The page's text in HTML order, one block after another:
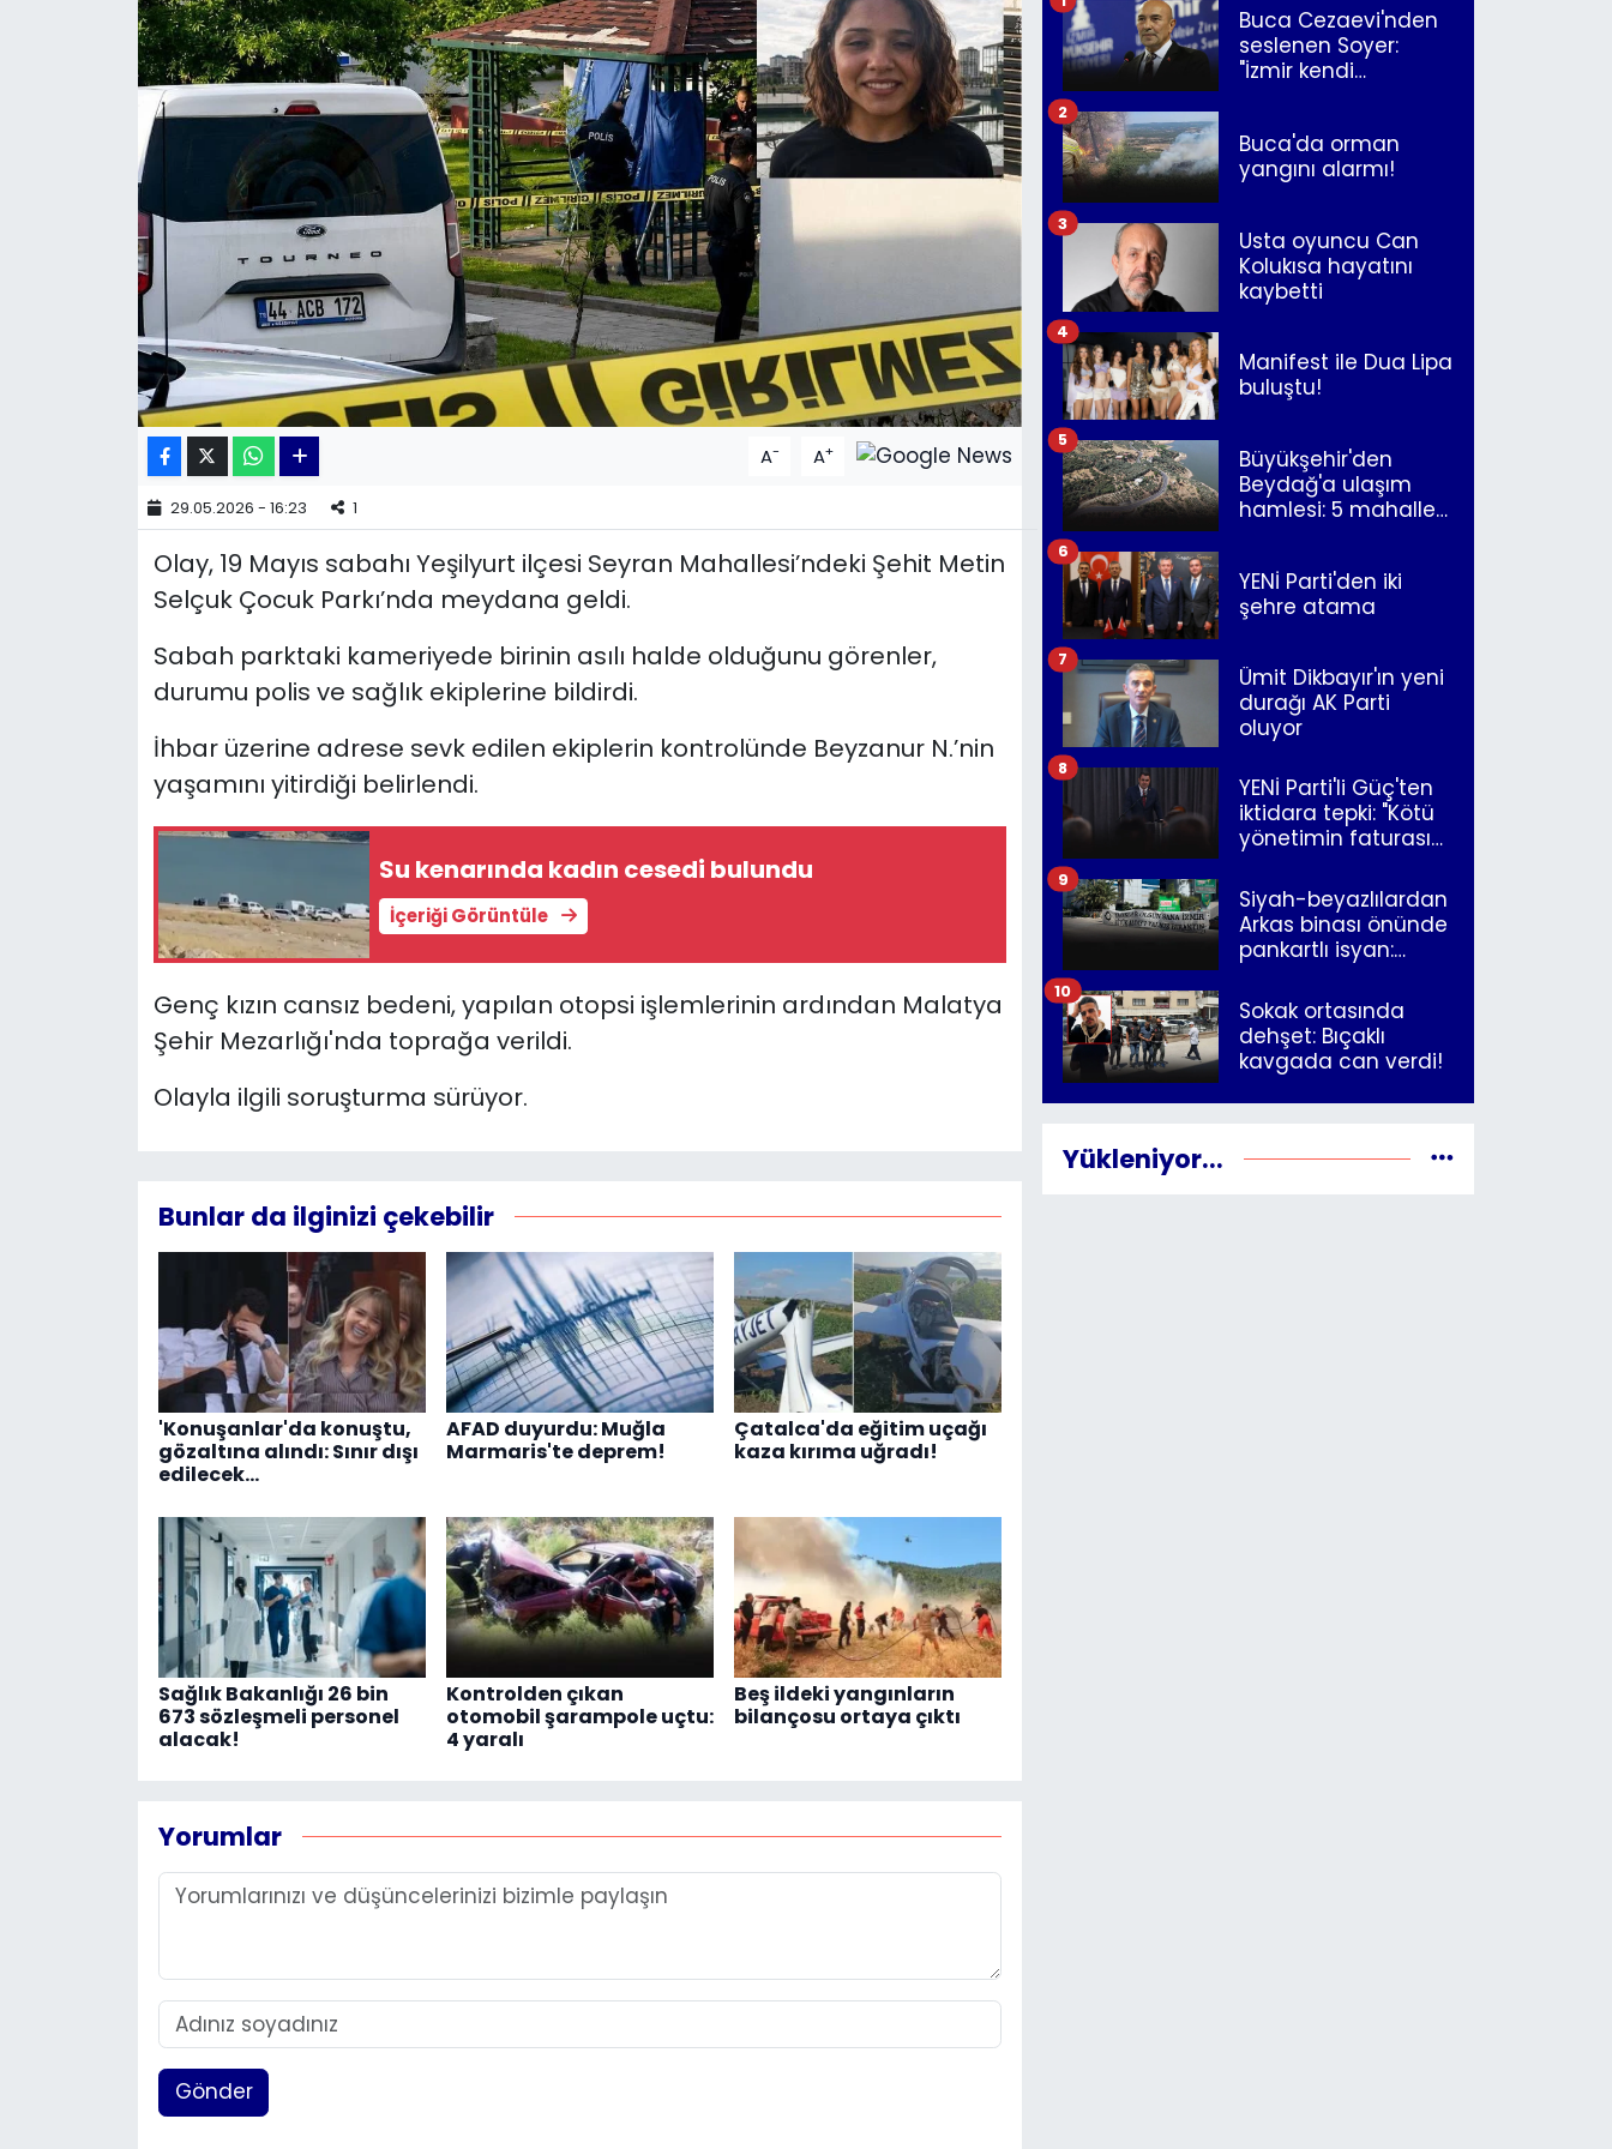
A- A+
29.05.2026 - 16:23 1
Olay, 19 Mayıs sabahı Yeşilyurt ilçesi Seyran Mahallesi’ndeki Şehit Metin
Selçuk Çocuk Parkı’nda meydana geldi.
Sabah parktaki kameriyede birinin asılı halde olduğunu görenler,
durumu polis ve sağlık ekiplerine bildirdi.
İhbar üzerine adrese sevk edilen ekiplerin kontrolünde Beyzanur N.’nin
yaşamını yitirdiği belirlendi.
Su kenarında kadın cesedi bulundu
İçeriği Görüntüle
Genç kızın cansız bedeni, yapılan otopsi işlemlerinin ardından Malatya
Şehir Mezarlığı'nda toprağa verildi.
Olayla ilgili soruşturma sürüyor.
Bunlar da ilginizi çekebilir
'Konuşanlar'da konuştu,
gözaltına alındı: Sınır dışı
edilecek…
AFAD duyurdu: Muğla
Marmaris'te deprem!
Çatalca'da eğitim uçağı
kaza kırıma uğradı!
Sağlık Bakanlığı 26 bin
673 sözleşmeli personel
alacak!
Kontrolden çıkan
otomobil şarampole uçtu:
4 yaralı
Beş ildeki yangınların
bilançosu ortaya çıktı
Yorumlar
Gönder
Buca Cezaevi'nden
seslenen Soyer:
"İzmir kendi
Buca'da orman
yangını alarmı!
2
Usta oyuncu Can
Kolukısa hayatını
kaybetti
3
Manifest ile Dua Lipa
buluştu!
4
Büyükşehir'den
Beydağ'a ulaşım
hamlesi: 5 mahalle
5
YENİ Parti'den iki
şehre atama
6
Ümit Dikbayır'ın yeni
durağı AK Parti
oluyor
7
YENİ Parti'li Güç'ten
iktidara tepki: "Kötü
yönetimin faturasını
8
Siyah-beyazlılardan
Arkas binası önünde
pankartlı isyan:
İzmir"
9
Sokak ortasında
dehşet: Bıçaklı
kavgada can verdi!
10
Yükleniyor...
KÜLTÜR SANAT
MAGAZİN
POLİTİKA
SAĞLIK
Siyaset
TEKNOLOJİ
YEREL POLİTİKA
YEREL YÖNETİMLER